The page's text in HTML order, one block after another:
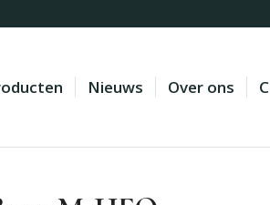
Nieuws Over ons